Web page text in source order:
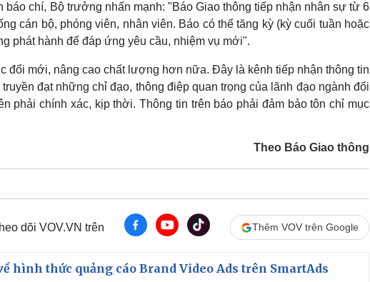
chí, Bộ trưởng nhấn mạnh: "Báo Giao thông tiếp nhận nhân sự từ 6
cán bộ, phóng viên, nhân viên. Báo có thể tăng kỳ (kỳ cuối tuần hoặc
phát hành để đáp ứng yêu cầu, nhiệm vụ mới".
đổi mới, nâng cao chất lượng hơn nữa. Đây là kênh tiếp nhận thông tin
đạt những chỉ đạo, thông điệp quan trọng của lãnh đạo ngành đối
phải chính xác, kịp thời. Thông tin trên báo phải đảm bảo tôn chỉ mục
Theo Báo Giao thông
dõi VOV.VN trên Thêm VOV trên Google
hình thức quảng cáo Brand Video Ads trên SmartAds